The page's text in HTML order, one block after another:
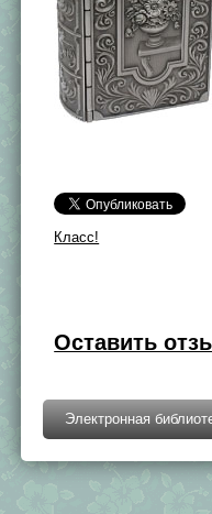
Класс!
Оставить
Электронная